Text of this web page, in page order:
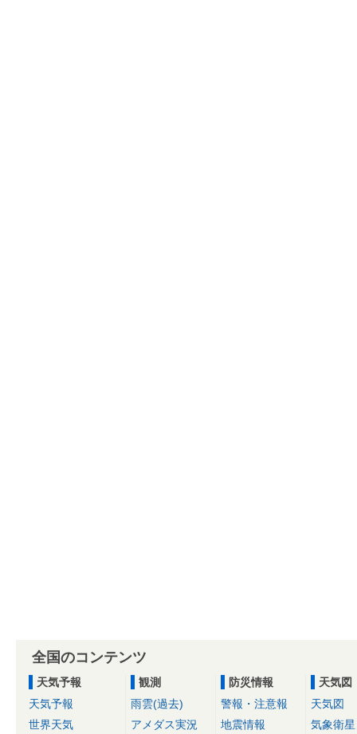
全国のコンテンツ
天気予報
天気予報
世界天気
観測
雨雲(過去)
アメダス実況
防災情報
警報・注意報
地震情報
天気図
天気図
気象衛星